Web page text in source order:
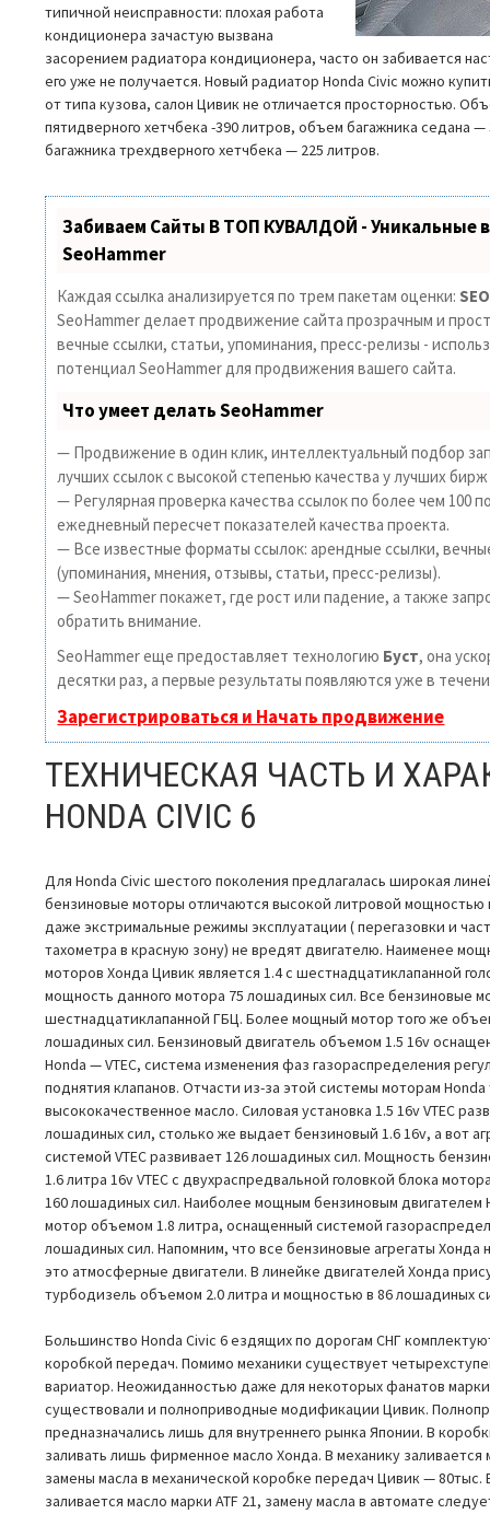
типичной неисправности: плохая работа
кондиционера зачастую вызвана
засорением радиатора кондиционера, часто он забивается
его уже не получается. Новый радиатор Honda Civic можно
от типа кузова, салон Цивик не отличается просторностью.
пятидверного хетчбека -390 литров, объем багажника седана
багажника трехдверного хетчбека — 225 литров.
Забиваем Сайты В ТОП КУВАЛДОЙ - Уникальные
SeoHammer
Каждая ссылка анализируется по трем пакетам оценки:
SeoHammer делает продвижение сайта прозрачным и
вечные ссылки, статьи, упоминания, пресс-релизы -
потенциал SeoHammer для продвижения вашего сайта.
Что умеет делать SeoHammer
— Продвижение в один клик, интеллектуальный подбор
лучших ссылок с высокой степенью качества у лучших
— Регулярная проверка качества ссылок по более чем 100
ежедневный пересчет показателей качества проекта.
— Все известные форматы ссылок: арендные ссылки,
(упоминания, мнения, отзывы, статьи, пресс-релизы).
— SeoHammer покажет, где рост или падение, а также
обратить внимание.
SeoHammer еще предоставляет технологию Буст, она
десятки раз, а первые результаты появляются уже в
Зарегистрироваться и Начать продвижение
ТЕХНИЧЕСКАЯ ЧАСТЬ И
HONDA CIVIC 6
Для Honda Civic шестого поколения предлагалась широкая
бензиновые моторы отличаются высокой литровой мощностью
даже экстримальные режимы эксплуатации ( перегазовки и
тахометра в красную зону) не вредят двигателю. Наименее
моторов Хонда Цивик является 1.4 с шестнадцатиклапанной
мощность данного мотора 75 лошадиных сил. Все бензиновые
шестнадцатиклапанной ГБЦ. Более мощный мотор того же
лошадиных сил. Бензиновый двигатель объемом 1.5 16v
Honda — VTEC, система изменения фаз газораспределения
поднятия клапанов. Отчасти из-за этой системы моторам
высококачественное масло. Силовая установка 1.5 16v VTEC
лошадиных сил, столько же выдает бензиновый 1.6 16v, а вот
системой VTEC развивает 126 лошадиных сил. Мощность
1.6 литра 16v VTEC с двухраспредвальной головкой блока
160 лошадиных сил. Наиболее мощным бензиновым двигателем
мотор объемом 1.8 литра, оснащенный системой
лошадиных сил. Напомним, что все бензиновые агрегаты
это атмосферные двигатели. В линейке двигателей Хонда
турбодизель объемом 2.0 литра и мощностью в 86 лошадиных
Большинство Honda Civic 6 ездящих по дорогам СНГ
коробкой передач. Помимо механики существует
вариатор. Неожиданностью даже для некоторых фанатов
существовали и полноприводные модификации Цивик.
предназначались лишь для внутреннего рынка Японии. В
заливать лишь фирменное масло Хонда. В механику заливается
замены масла в механической коробке передач Цивик — 80тыс.
заливается масло марки ATF 21, замену масла в автомате